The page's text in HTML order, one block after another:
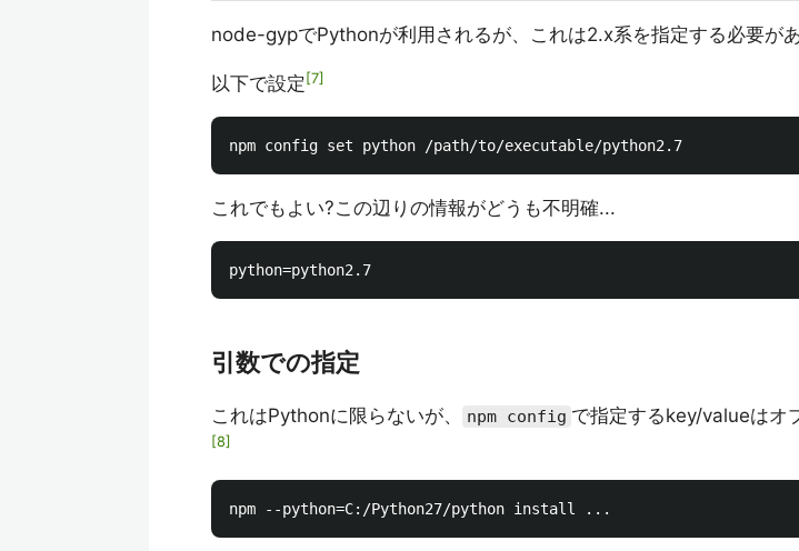
node-gypでPythonが利用されるが、これは2.x系を指定する必要が
以下で設定 7
これでもよい?この辺りの情報がどうも不明確...
引数での指定
これはPythonに限らないが、 npm config で指定するkey/valueはオ
8